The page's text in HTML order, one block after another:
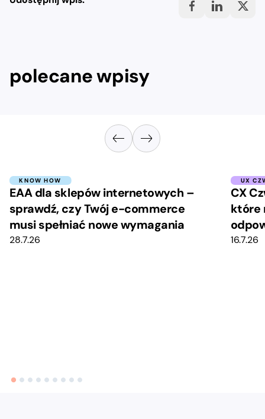
polecane wpisy
KNOW HOW
EAA dla sklepów internetowych –
sprawdź, czy Twój e-commerce
musi spełniać nowe wymagania
28.7.26
UX
CX
które
16.7.26